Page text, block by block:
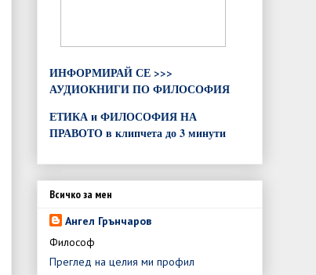
ИНФОРМИРАЙ СЕ >>>
АУДИОКНИГИ ПО ФИЛОСОФИЯ
ЕТИКА и ФИЛОСОФИЯ НА
ПРАВОТО в клипчета до 3 минути
Всичко за мен
Ангел Грънчаров
Философ
Преглед на целия ми профил